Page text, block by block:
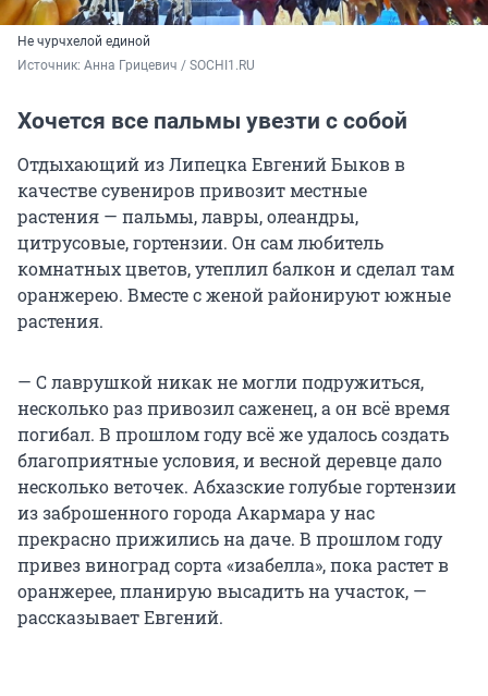
Не чурчхелой единой
Источник: Анна Грицевич / SOCHI1.RU
Хочется все пальмы увезти с собой
Отдыхающий из Липецка Евгений Быков в
качестве сувениров привозит местные
растения — пальмы, лавры, олеандры,
цитрусовые, гортензии. Он сам любитель
комнатных цветов, утеплил балкон и сделал там
оранжерею. Вместе с женой районируют южные
растения.
— С лаврушкой никак не могли подружиться,
несколько раз привозил саженец, а он всё время
погибал. В прошлом году всё же удалось создать
благоприятные условия, и весной деревце дало
несколько веточек. Абхазские голубые гортензии
из заброшенного города Акармара у нас
прекрасно прижились на даче. В прошлом году
привез виноград сорта «изабелла», пока растет в
оранжерее, планирую высадить на участок, —
рассказывает Евгений.